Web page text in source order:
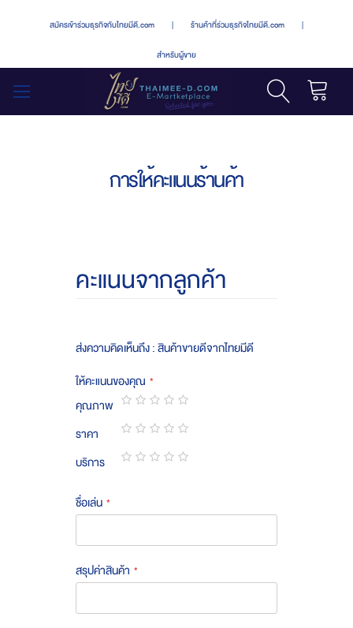
สมัครเข้าร่วมธุรกิจกับไทยมีดี.com | ร้านค้าที่ร่วมธุรกิจไทยมีดี.com |
สำหรับผู้ขาย
การให้คะแนนร้านค้า
คะแนนจากลูกค้า
ส่งความคิดเห็นถึง : สินค้าขายดีจากไทยมีดี
ให้คะแนนของคุณ
คุณภาพ
1
star
2
stars
3
stars
4
stars
5
stars
ราคา
1
star
2
stars
3
stars
4
stars
5
stars
บริการ
ชื่อเล่น
สรุปค่าสินค้า